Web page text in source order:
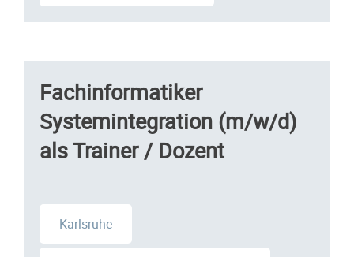
Fachinformatiker
Systemintegration (m/w/d)
als Trainer / Dozent
Karlsruhe